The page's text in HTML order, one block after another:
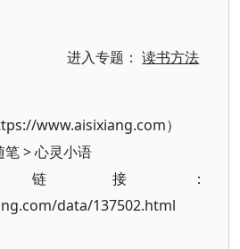
进入专题：读书方法
www.aisixiang.com）
笔>心灵小语
接：
data/137502.html